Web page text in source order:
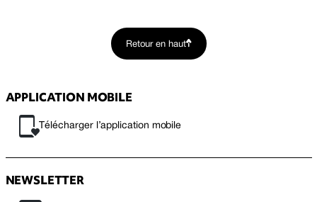
Retour en haut
APPLICATION MOBILE
Télécharger l’application mobile
NEWSLETTER